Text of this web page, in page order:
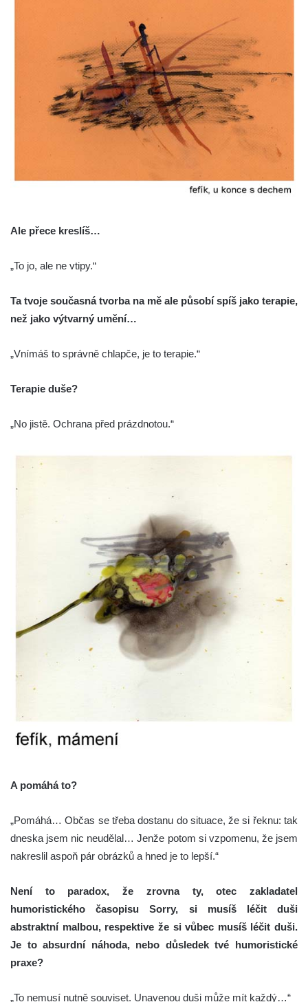
Ale přece kreslíš…
„To jo, ale ne vtipy.“
Ta tvoje současná tvorba na mě ale působí spíš jako terapie,
než jako výtvarný umění…
„Vnímáš to správně chlapče, je to terapie.“
Terapie duše?
„No jistě. Ochrana před prázdnotou.“
A pomáhá to?
„Pomáhá… Občas se třeba dostanu do situace, že si řeknu: tak
dneska jsem nic neudělal… Jenže potom si vzpomenu, že jsem
nakreslil aspoň pár obrázků a hned je to lepší.“
Není to paradox, že zrovna ty, otec zakladatel
humoristického časopisu Sorry, si musíš léčit duši
abstraktní malbou, respektive že si vůbec musíš léčit duši.
Je to absurdní náhoda, nebo důsledek tvé humoristické
praxe?
„To nemusí nutně souviset. Unavenou duši může mít každý…“